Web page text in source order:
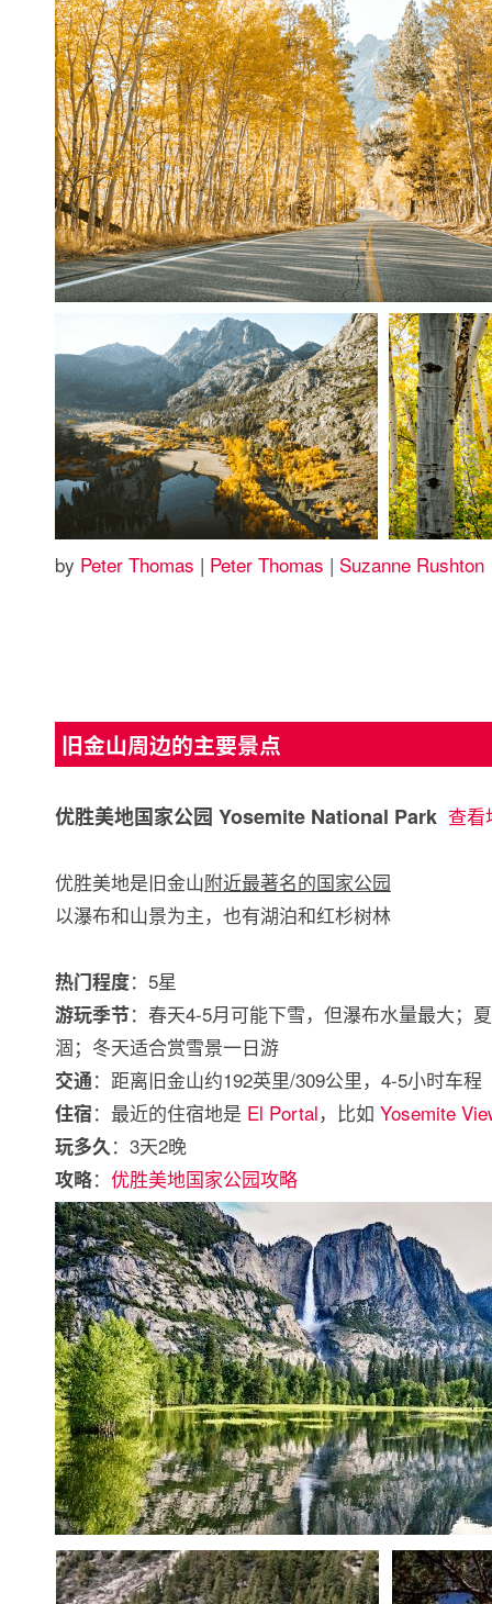
by Peter Thomas | Peter Thomas | Suzanne Rushton
旧金山周边的主要景点
优胜美地国家公园 Yosemite National Park 查看
优胜美地是旧金山附近最著名的国家公园
以瀑布和山景为主，也有湖泊和红杉树林
热门程度：5星
游玩季节：春天4-5月可能下雪，但瀑布水量最大；
涸；冬天适合赏雪景一日游
交通：距离旧金山约192英里/309公里，4-5小时车程
住宿：最近的住宿地是 El Portal，比如 Yosemite
玩多久：3天2晚
攻略： 优胜美地国家公园攻略